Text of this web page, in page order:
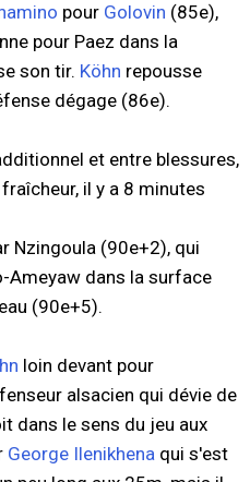
pour Golovin (85e),
pour Paez dans la
son tir. Köhn repousse
dégage (86e).
et entre blessures,
il y a 8 minutes
Nzingoula (90e+2), qui
Ameyaw dans la surface
(90e+5).
loin devant pour
alsacien qui dévie de
dans le sens du jeu aux
George Ilenikhena qui s'est